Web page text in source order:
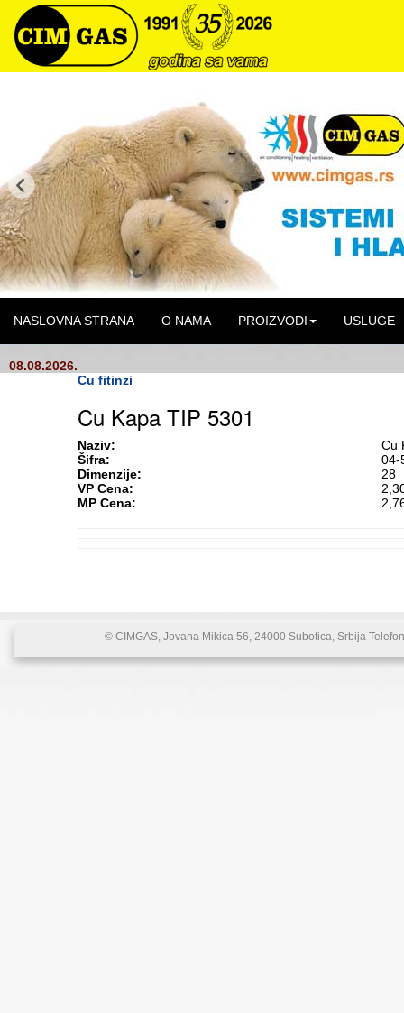
NASLOVNA STRANA O NAMA PROIZVODI USLUGE
08.08.2026.
Cu fitinzi
Cu Kapa TIP 5301
Naziv:
Cu
Šifra:
04-
Dimenzije:
28
VP Cena:
MP Cena:
© CIMGAS, Jovana Mikica 56, 24000 Subotica, Srbija